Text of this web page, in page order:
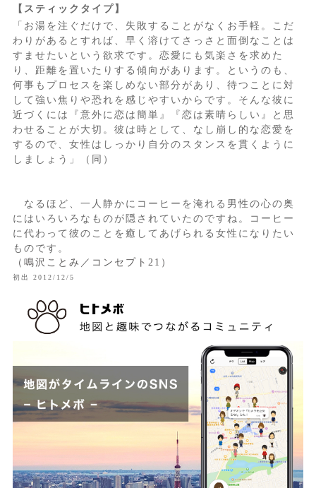
【スティックタイプ】
「お湯を注ぐだけで、失敗することがなくお手軽。こだ
わりがあるとすれば、早く溶けてさっさと面倒なことは
すませたいという欲求です。恋愛にも気楽さを求めた
り、距離を置いたりする傾向があります。というのも、
何事もプロセスを楽しめない部分があり、待つことに対
して強い焦りや恐れを感じやすいからです。そんな彼に
近づくには『意外に恋は簡単』『恋は素晴らしい』と思
わせることが大切。彼は時として、なし崩し的な恋愛を
するので、女性はしっかり自分のスタンスを貫くように
しましょう」（同）
なるほど、一人静かにコーヒーを淹れる男性の心の奥
にはいろいろなものが隠されていたのですね。コーヒー
に代わって彼のことを癒してあげられる女性になりたい
ものです。
（鳴沢ことみ／コンセプト21）
初出 2012/12/5